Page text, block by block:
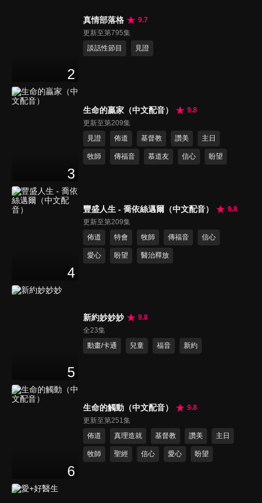
2
真情部落格
9.7
更新至第795集
談話性節目
見證
3
生命的贏家（中文配音）
9.8
更新至第209集
見證
佈道 基督教 讚美 主日
牧師 傳福音 慕道友 信心 盼望
4
豐盛人生 - 喬依絲邁爾（中文配音）
9.8
更新至第209集
佈道
特會 牧師 傳福音 信心
愛心 盼望 醫治釋放
5
新約妙妙妙
9.8
全23集
動畫/卡通
兒童 福音 新約
6
生命的觸動（中文配音）
9.8
更新至第251集
佈道
真理造就 基督教 讚美 主日
牧師 聖經 信心 愛心 盼望